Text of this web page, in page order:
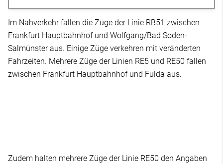
Im Nahverkehr fallen die Züge der Linie RB51 zwischen
Frankfurt Hauptbahnhof und Wolfgang/Bad Soden-
Salmünster aus. Einige Züge verkehren mit veränderten
Fahrzeiten. Mehrere Züge der Linien RE5 und RE50 fallen
zwischen Frankfurt Hauptbahnhof und Fulda aus.
Zudem halten mehrere Züge der Linie RE50 den Angaben